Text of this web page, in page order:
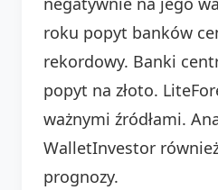
roku popyt banków
rekordowy. Banki
popyt na złoto.
ważnymi źródłami.
WalletInvestor
prognozy.